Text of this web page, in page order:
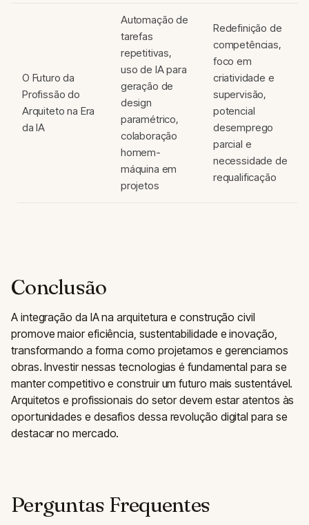
O Futuro da
Profissão do
Arquiteto na Era
da IA
Automação de
tarefas
repetitivas,
uso de IA para
geração de
design
paramétrico,
colaboração
homem-
máquina em
projetos
Redefinição de
competências,
foco em
criatividade e
supervisão,
potencial
desemprego
parcial e
necessidade de
requalificação
Conclusão
A integração da IA na arquitetura e construção civil
promove maior eficiência, sustentabilidade e inovação,
transformando a forma como projetamos e gerenciamos
obras. Investir nessas tecnologias é fundamental para se
manter competitivo e construir um futuro mais sustentável.
Arquitetos e profissionais do setor devem estar atentos às
oportunidades e desafios dessa revolução digital para se
destacar no mercado.
Perguntas Frequentes